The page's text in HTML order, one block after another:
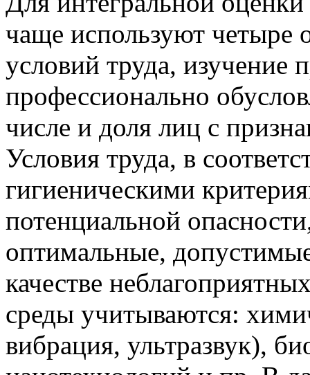
чаще используют четыре
условий труда, изучение
профессионально
числе и доля лиц с
Условия труда, в
гигиеническими
потенциальной
оптимальные,
качестве
среды учитываются:
вибрация, ультразвук),